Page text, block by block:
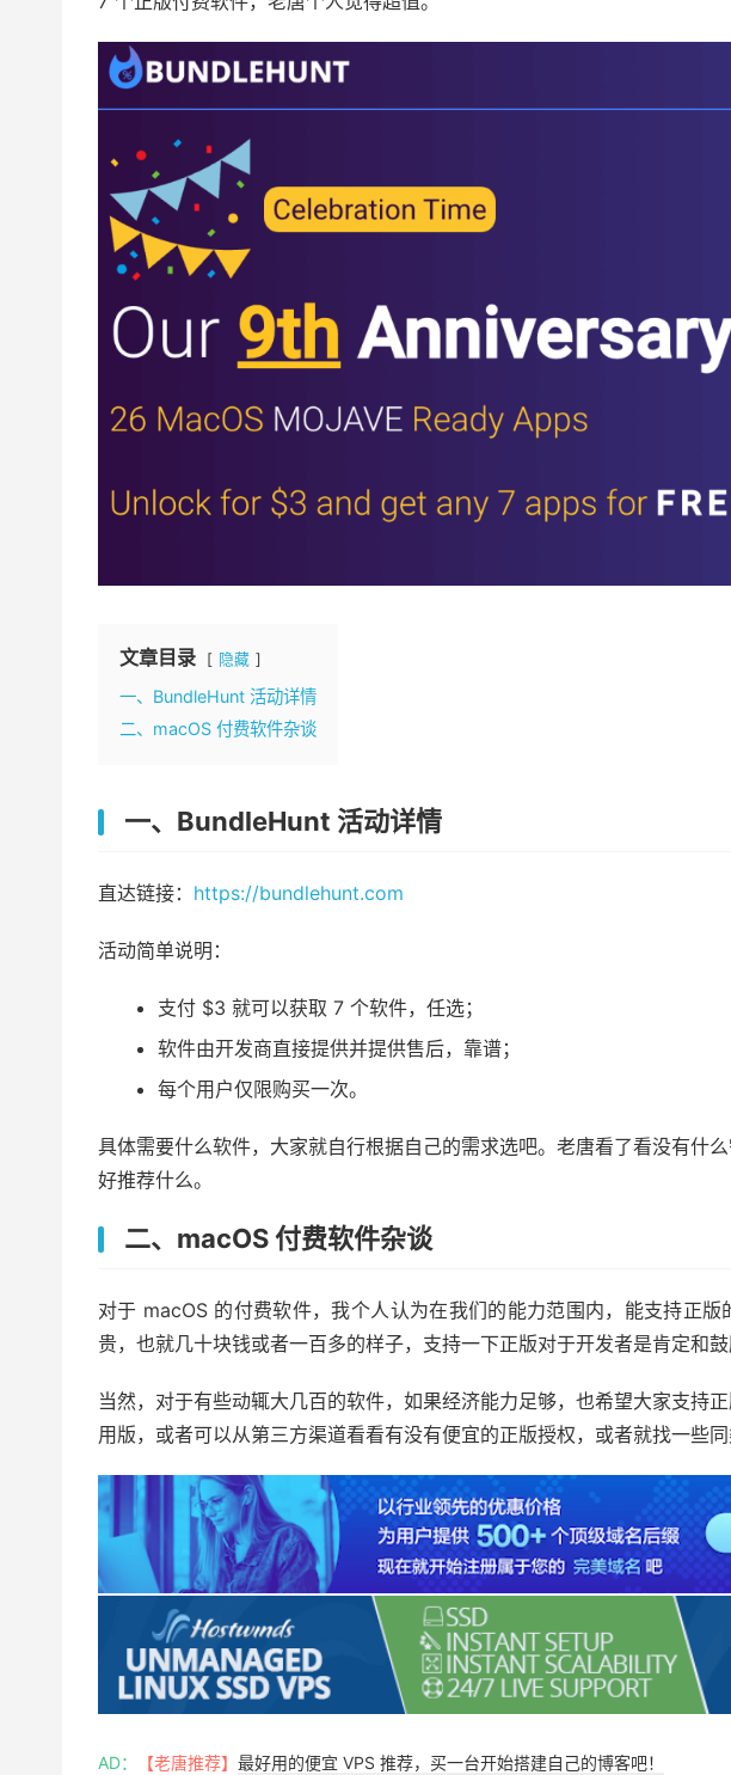
文章目录 隐藏
一、BundleHunt 活动详情
二、macOS 付费软件杂谈
一、BundleHunt 活动详情
直达链接： https://bundlehunt.com
活动简单说明：
支付 $3 就可以获取 7 个软件，任选；
软件由开发商直接提供并提供售后，靠谱；
每个用户仅限购买一次。
具体需要什么软件，大家就自行根据自己的需求选吧。老唐看了看没有什
好推荐什么。
二、macOS 付费软件杂谈
对于 macOS 的付费软件，我个人认为在我们的能力范围内，能支持正
贵，也就几十块钱或者一百多的样子，支持一下正版对于开发者是肯定和鼓
当然，对于有些动辄大几百的软件，如果经济能力足够，也希望大家支持
用版，或者可以从第三方渠道看看有没有便宜的正版授权，或者就找一些同
AD： 【老唐推荐】 最好用的便宜 VPS 推荐，买一台开始搭建自己的博客吧！